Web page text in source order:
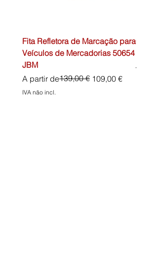
Fita Refletora de Marcação para
Veículos de Mercadorias 50654
JBM
A partir de
Preço normal139,00 € 109,00 €
Preço promocional
IVA não incl.
Preço
45,00 €